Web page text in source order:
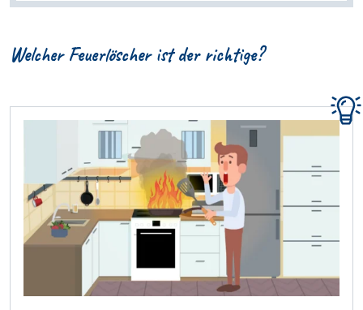
Welcher Feuerlöscher ist der richtige?